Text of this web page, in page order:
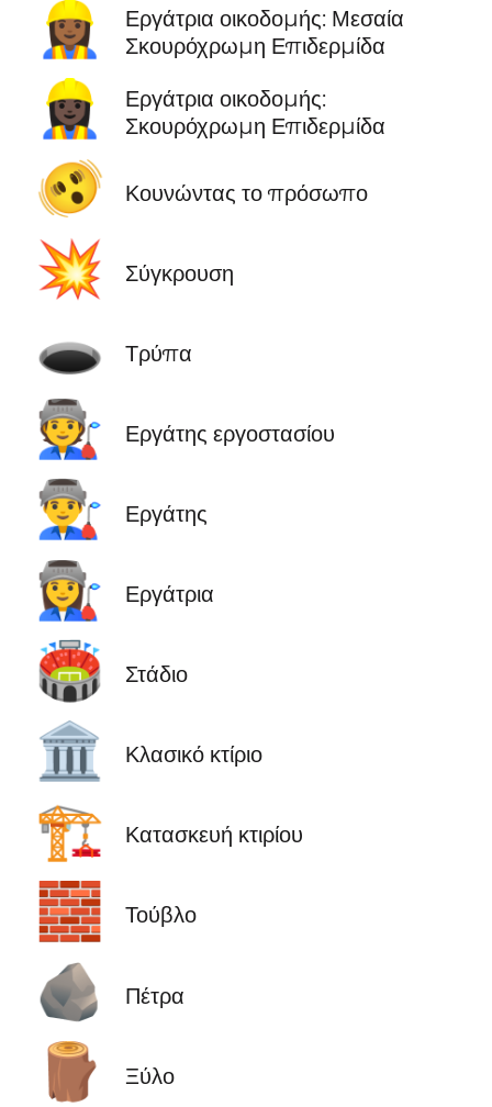
👷🏾‍♀️
Εργάτρια οικοδομής: Μεσαία
Σκουρόχρωμη Επιδερμίδα
👷🏿‍♀️
Εργάτρια οικοδομής:
Σκουρόχρωμη Επιδερμίδα
🫨 Κουνώντας το πρόσωπο
💥 Σύγκρουση
🕳️ Τρύπα
🧑‍🏭 Εργάτης εργοστασίου
👨‍🏭 Εργάτης
👩‍🏭 Εργάτρια
🏟️ Στάδιο
🏛️ Κλασικό κτίριο
🏗️ Κατασκευή κτιρίου
🧱 Τούβλο
🪨 Πέτρα
🪵 Ξύλο